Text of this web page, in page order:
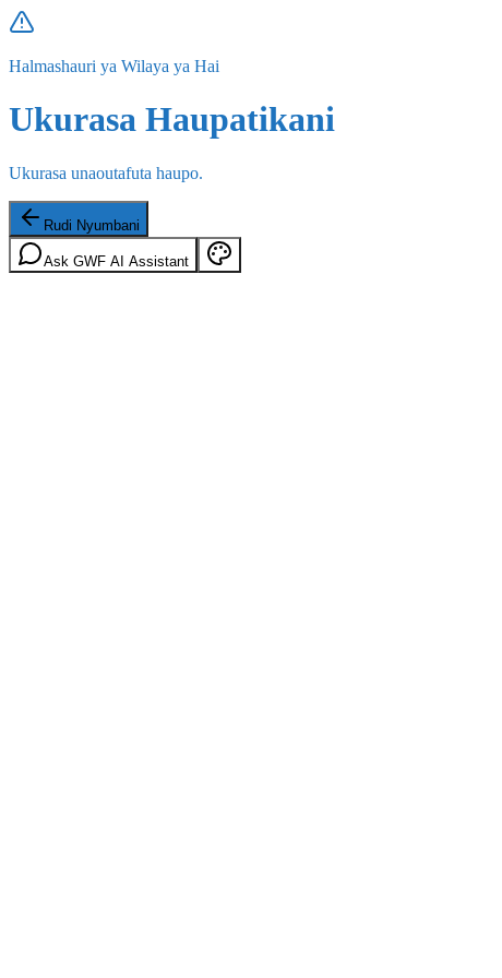
Halmashauri ya Wilaya ya Hai
Ukurasa Haupatikani
Ukurasa unaoutafuta haupo.
Rudi Nyumbani
Ask GWF AI Assistant